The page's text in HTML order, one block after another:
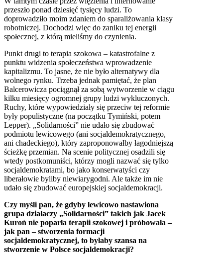
przeszło ponad dziesięć tysięcy ludzi. To
doprowadziło moim zdaniem do sparaliżowania klasy
robotniczej. Dochodzi więc do zaniku tej energii
społecznej, z którą mieliśmy do czynienia.
Punkt drugi to terapia szokowa – katastrofalne z
punktu widzenia społeczeństwa wprowadzenie
kapitalizmu. To jasne, że nie było alternatywy dla
wolnego rynku. Trzeba jednak pamiętać, że plan
Balcerowicza pociągnął za sobą wytworzenie w ciągu
kilku miesięcy ogromnej grupy ludzi wykluczonych.
Ruchy, które wypowiedziały się przeciw tej reformie
były populistyczne (na początku Tymiński, potem
Lepper). „Solidarności” nie udało się zbudować
podmiotu lewicowego (ani socjaldemokratycznego,
ani chadeckiego), który zaproponowałby łagodniejszą
ścieżkę przemian. Na scenie politycznej osadzili się
wtedy postkomuniści, którzy mogli nazwać się tylko
socjaldemokratami, bo jako konserwatyści czy
liberałowie byliby niewiarygodni. Ale także im nie
udało się zbudować europejskiej socjaldemokracji.
Czy myśli pan, że gdyby lewicowo nastawiona
grupa działaczy „Solidarności” takich jak Jacek
Kuroń nie poparła terapii szokowej i próbowała –
jak pan – stworzenia formacji
socjaldemokratycznej, to byłaby szansa na
stworzenie w Polsce socjaldemokracji?